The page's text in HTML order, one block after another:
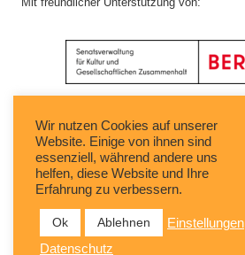
Wir nutzen Cookies auf unserer
Website. Einige von ihnen sind
essenziell, während andere uns
helfen, diese Website und Ihre
Erfahrung zu verbessern.
Ok Ablehnen
Einstellungen
Datenschutz